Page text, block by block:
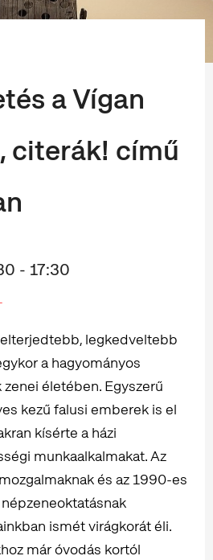
a Vígan
citerák! című
- 17:30
legkedveltebb
a hagyományos
életében. Egyszerű
kezű falusi emberek is el
kísérte a házi
munkaalkalmakat. Az
és az 1990-es
ismét virágkorát éli.
már óvodás kortól